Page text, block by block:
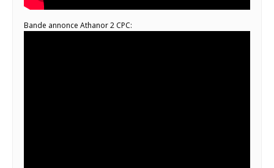
Bande annonce Athanor 2 CPC: